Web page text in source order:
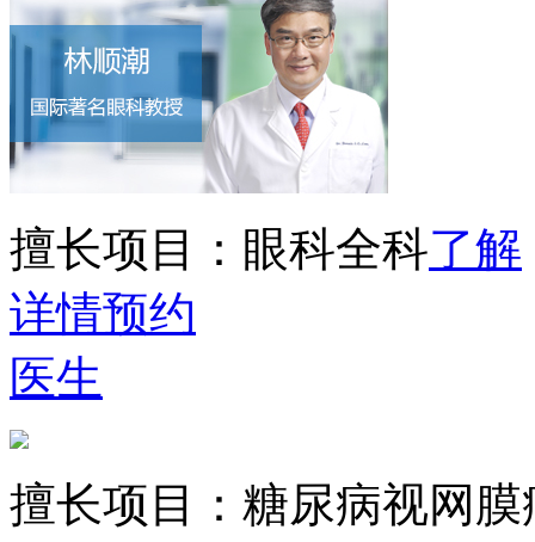
擅长项目： 眼科全科了解
详情预约
医生
擅长项目： 糖尿病视网